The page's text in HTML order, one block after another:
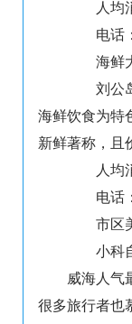
人均消
电话：
海鲜
刘公岛
海鲜饮食为特
新鲜著称，且
人均消
电话：
市区
小科自
威海人气
很多旅行者也